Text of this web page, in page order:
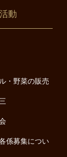
動
・野菜の販売
係募集につい